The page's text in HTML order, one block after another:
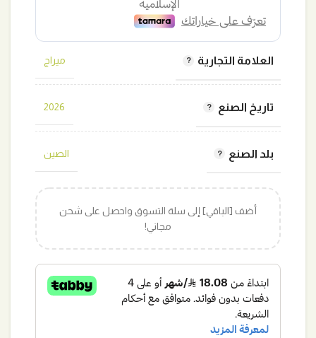
العلامة التجارية ميراج
تاريخ الصنع 2026
بلد الصنع الصين
أضف [الباقي] إلى سلة التسوق واحصل على شحن
مجاني!